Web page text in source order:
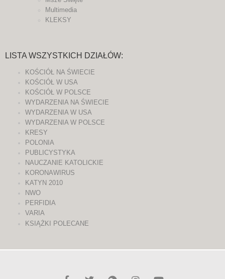
Multimedia
KLEKSY
LISTA WSZYSTKICH DZIAŁÓW:
KOŚCIÓŁ NA ŚWIECIE
KOŚCIÓŁ W USA
KOŚCIÓŁ W POLSCE
WYDARZENIA NA ŚWIECIE
WYDARZENIA W USA
WYDARZENIA W POLSCE
KRESY
POLONIA
PUBLICYSTYKA
NAUCZANIE KATOLICKIE
KORONAWIRUS
KATYN 2010
NWO
PERFIDIA
VARIA
KSIĄŻKI POLECANE